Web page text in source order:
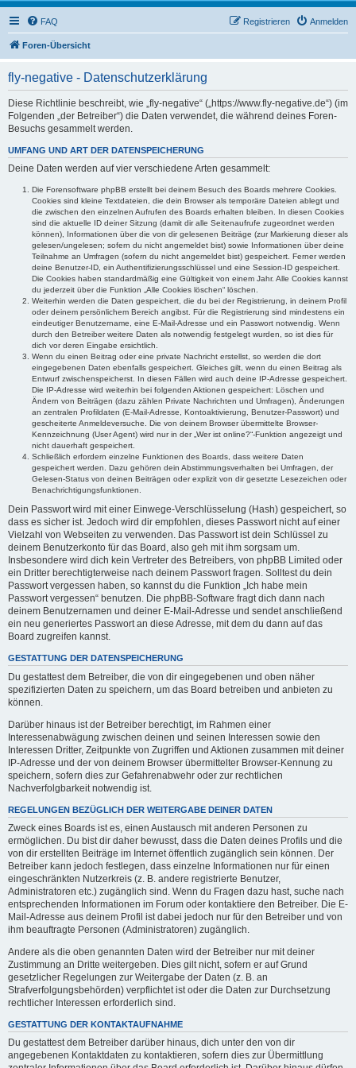
FAQ Anmelden
Registrieren
Foren-Übersicht
fly-negative - Datenschutzerklärung
Diese Richtlinie beschreibt, wie „fly-negative“ („https://www.fly-negative.de“) (im
Folgenden „der Betreiber“) die Daten verwendet, die während deines Foren-
Besuchs gesammelt werden.
UMFANG UND ART DER DATENSPEICHERUNG
Deine Daten werden auf vier verschiedene Arten gesammelt:
Die Forensoftware phpBB erstellt bei deinem Besuch des Boards mehrere Cookies.
Cookies sind kleine Textdateien, die dein Browser als temporäre Dateien ablegt und
die zwischen den einzelnen Aufrufen des Boards erhalten bleiben. In diesen Cookies
sind die aktuelle ID deiner Sitzung (damit dir alle Seitenaufrufe zugeordnet werden
können), Informationen über die von dir gelesenen Beiträge (zur Markierung dieser als
gelesen/ungelesen; sofern du nicht angemeldet bist) sowie Informationen über deine
Teilnahme an Umfragen (sofern du nicht angemeldet bist) gespeichert. Ferner werden
deine Benutzer-ID, ein Authentifizierungsschlüssel und eine Session-ID gespeichert.
Die Cookies haben standardmäßig eine Gültigkeit von einem Jahr. Alle Cookies kannst
du jederzeit über die Funktion „Alle Cookies löschen“ löschen.
Weiterhin werden die Daten gespeichert, die du bei der Registrierung, in deinem Profil
oder deinem persönlichem Bereich angibst. Für die Registrierung sind mindestens ein
eindeutiger Benutzername, eine E-Mail-Adresse und ein Passwort notwendig. Wenn
durch den Betreiber weitere Daten als notwendig festgelegt wurden, so ist dies für
dich vor deren Eingabe ersichtlich.
Wenn du einen Beitrag oder eine private Nachricht erstellst, so werden die dort
eingegebenen Daten ebenfalls gespeichert. Gleiches gilt, wenn du einen Beitrag als
Entwurf zwischenspeicherst. In diesen Fällen wird auch deine IP-Adresse gespeichert.
Die IP-Adresse wird weiterhin bei folgenden Aktionen gespeichert: Löschen und
Ändern von Beiträgen (dazu zählen Private Nachrichten und Umfragen), Änderungen
an zentralen Profildaten (E-Mail-Adresse, Kontoaktivierung, Benutzer-Passwort) und
gescheiterte Anmeldeversuche. Die von deinem Browser übermittelte Browser-
Kennzeichnung (User Agent) wird nur in der „Wer ist online?“-Funktion angezeigt und
nicht dauerhaft gespeichert.
Schließlich erfordern einzelne Funktionen des Boards, dass weitere Daten
gespeichert werden. Dazu gehören dein Abstimmungsverhalten bei Umfragen, der
Gelesen-Status von deinen Beiträgen oder explizit von dir gesetzte Lesezeichen oder
Benachrichtigungsfunktionen.
Dein Passwort wird mit einer Einwege-Verschlüsselung (Hash) gespeichert, so
dass es sicher ist. Jedoch wird dir empfohlen, dieses Passwort nicht auf einer
Vielzahl von Webseiten zu verwenden. Das Passwort ist dein Schlüssel zu
deinem Benutzerkonto für das Board, also geh mit ihm sorgsam um.
Insbesondere wird dich kein Vertreter des Betreibers, von phpBB Limited oder
ein Dritter berechtigterweise nach deinem Passwort fragen. Solltest du dein
Passwort vergessen haben, so kannst du die Funktion „Ich habe mein
Passwort vergessen“ benutzen. Die phpBB-Software fragt dich dann nach
deinem Benutzernamen und deiner E-Mail-Adresse und sendet anschließend
ein neu generiertes Passwort an diese Adresse, mit dem du dann auf das
Board zugreifen kannst.
GESTATTUNG DER DATENSPEICHERUNG
Du gestattest dem Betreiber, die von dir eingegebenen und oben näher
spezifizierten Daten zu speichern, um das Board betreiben und anbieten zu
können.
Darüber hinaus ist der Betreiber berechtigt, im Rahmen einer
Interessenabwägung zwischen deinen und seinen Interessen sowie den
Interessen Dritter, Zeitpunkte von Zugriffen und Aktionen zusammen mit deiner
IP-Adresse und der von deinem Browser übermittelter Browser-Kennung zu
speichern, sofern dies zur Gefahrenabwehr oder zur rechtlichen
Nachverfolgbarkeit notwendig ist.
REGELUNGEN BEZÜGLICH DER WEITERGABE DEINER DATEN
Zweck eines Boards ist es, einen Austausch mit anderen Personen zu
ermöglichen. Du bist dir daher bewusst, dass die Daten deines Profils und die
von dir erstellten Beiträge im Internet öffentlich zugänglich sein können. Der
Betreiber kann jedoch festlegen, dass einzelne Informationen nur für einen
eingeschränkten Nutzerkreis (z. B. andere registrierte Benutzer,
Administratoren etc.) zugänglich sind. Wenn du Fragen dazu hast, suche nach
entsprechenden Informationen im Forum oder kontaktiere den Betreiber. Die E-
Mail-Adresse aus deinem Profil ist dabei jedoch nur für den Betreiber und von
ihm beauftragte Personen (Administratoren) zugänglich.
Andere als die oben genannten Daten wird der Betreiber nur mit deiner
Zustimmung an Dritte weitergeben. Dies gilt nicht, sofern er auf Grund
gesetzlicher Regelungen zur Weitergabe der Daten (z. B. an
Strafverfolgungsbehörden) verpflichtet ist oder die Daten zur Durchsetzung
rechtlicher Interessen erforderlich sind.
GESTATTUNG DER KONTAKTAUFNAHME
Du gestattest dem Betreiber darüber hinaus, dich unter den von dir
angegebenen Kontaktdaten zu kontaktieren, sofern dies zur Übermittlung